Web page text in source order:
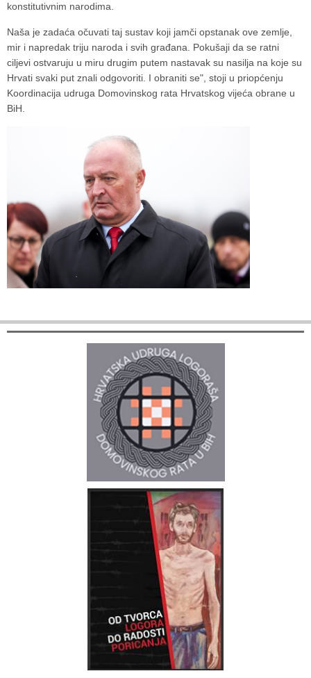
konstitutivnim narodima.
Naša je zadaća očuvati taj sustav koji jamči opstanak ove zemlje,
mir i napredak triju naroda i svih građana. Pokušaji da se ratni
ciljevi ostvaruju u miru drugim putem nastavak su nasilja na koje su
Hrvati svaki put znali odgovoriti. I obraniti se", stoji u priopćenju
Koordinacija udruga Domovinskog rata Hrvatskog vijeća obrane u
BiH.